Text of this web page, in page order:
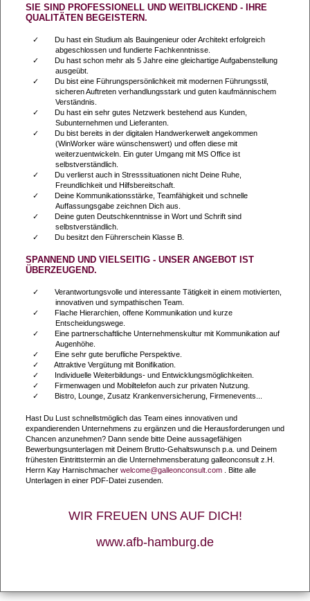
SIE SIND PROFESSIONELL UND WEITBLICKEND - IHRE
QUALITÄTEN BEGEISTERN.
Du hast ein Studium als Bauingenieur oder Architekt erfolgreich
abgeschlossen und fundierte Fachkenntnisse.
Du hast schon mehr als 5 Jahre eine gleichartige Aufgabenstellung
ausgeübt.
Du bist eine Führungspersönlichkeit mit modernen Führungsstil,
sicheren Auftreten verhandlungsstark und guten kaufmännischem
Verständnis.
Du hast ein sehr gutes Netzwerk bestehend aus Kunden,
Subunternehmen und Lieferanten.
Du bist bereits in der digitalen Handwerkerwelt angekommen
(WinWorker wäre wünschenswert) und offen diese mit
weiterzuentwickeln. Ein guter Umgang mit MS Office ist
selbstverständlich.
Du verlierst auch in Stresssituationen nicht Deine Ruhe,
Freundlichkeit und Hilfsbereitschaft.
Deine Kommunikationsstärke, Teamfähigkeit und schnelle
Auffassungsgabe zeichnen Dich aus.
Deine guten Deutschkenntnisse in Wort und Schrift sind
selbstverständlich.
Du besitzt den Führerschein Klasse B.
SPANNEND UND VIELSEITIG - UNSER ANGEBOT IST
ÜBERZEUGEND.
Verantwortungsvolle und interessante Tätigkeit in einem motivierten,
innovativen und sympathischen Team.
Flache Hierarchien, offene Kommunikation und kurze
Entscheidungswege.
Eine partnerschaftliche Unternehmenskultur mit Kommunikation auf
Augenhöhe.
Eine sehr gute berufliche Perspektive.
Attraktive Vergütung mit Bonifikation.
Individuelle Weiterbildungs- und Entwicklungsmöglichkeiten.
Firmenwagen und Mobiltelefon auch zur privaten Nutzung.
Bistro, Lounge, Zusatz Krankenversicherung, Firmenevents...
Hast Du Lust schnellstmöglich das Team eines innovativen und
expandierenden Unternehmens zu ergänzen und die Herausforderungen und
Chancen anzunehmen? Dann sende bitte Deine aussagefähigen
Bewerbungsunterlagen mit Deinem Brutto-Gehaltswunsch p.a. und Deinem
frühesten Eintrittstermin an die Unternehmensberatung galleonconsult z.H.
Herrn Kay Harnischmacher welcome@galleonconsult.com. Bitte alle
Unterlagen in einer PDF-Datei zusenden.
WIR FREUEN UNS AUF DICH!
www.afb-hamburg.de